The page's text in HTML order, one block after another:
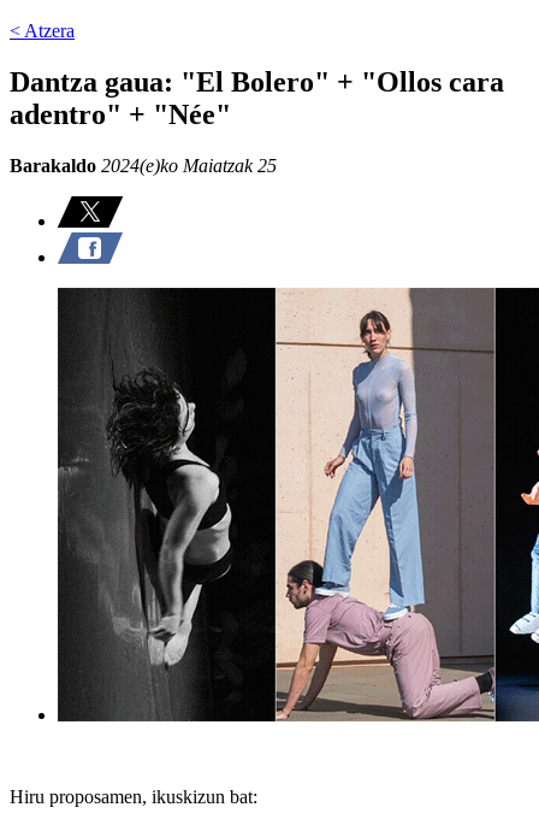
< Atzera
Dantza gaua: "El Bolero" + "Ollos cara
adentro" + "Née"
Barakaldo 2024(e)ko Maiatzak 25
Hiru proposamen, ikuskizun bat: